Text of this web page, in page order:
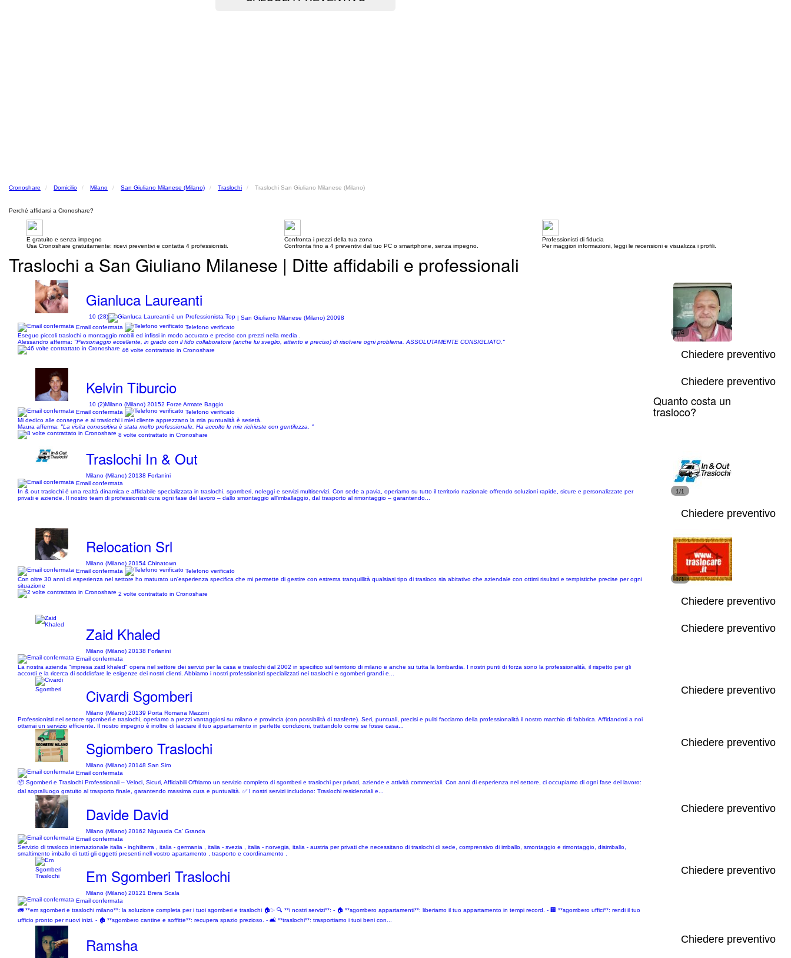
Cronoshare Domicilio Milano San Giuliano Milanese (Milano) Traslochi Traslochi San Giuliano Milanese (Milano)
Perché affidarsi a Cronoshare?
E gratuito e senza impegno
Usa Cronoshare gratuitamente: ricevi preventivi e contatta 4 professionisti.
Confronta i prezzi della tua zona
Confronta fino a 4 preventivi dal tuo PC o smartphone, senza impegno.
Professionisti di fiducia
Per maggiori informazioni, leggi le recensioni e visualizza i profili.
Traslochi a San Giuliano Milanese | Ditte affidabili e professionali
Gianluca Laureanti
10 (28)
| San Giuliano Milanese (Milano) 20098
Email confermata
Telefono verificato
Eseguo piccoli traslochi o montaggio mobili ed infissi in modo accurato e preciso con prezzi nella media .
Alessandro afferma: "Personaggio eccellente, in grado con il fido collaboratore (anche lui sveglio, attento e preciso) di risolvere ogni problema. ASSOLUTAMENTE CONSIGLIATO."
46 volte contrattato in Cronoshare
1/4
Chiedere preventivo
Kelvin Tiburcio
10 (2)Milano (Milano) 20152 Forze Armate Baggio
Email confermata
Telefono verificato
Mi dedico alle consegne e ai traslochi i miei cliente apprezzano la mia puntualità è serietà.
Maura afferma: "La visita conoscitiva è stata molto professionale. Ha accolto le mie richieste con gentilezza. "
8 volte contrattato in Cronoshare
Chiedere preventivo
Traslochi In & Out
Milano (Milano) 20138 Forlanini
Email confermata
In & out traslochi è una realtà dinamica e affidabile specializzata in traslochi, sgomberi, noleggi e servizi multiservizi. Con sede a pavia, operiamo su tutto il territorio nazionale offrendo soluzioni rapide, sicure e personalizzate per
privati e aziende. Il nostro team di professionisti cura ogni fase del lavoro – dallo smontaggio all’imballaggio, dal trasporto al rimontaggio – garantendo...
1/1
Chiedere preventivo
Relocation Srl
Milano (Milano) 20154 Chinatown
Email confermata
Telefono verificato
Con oltre 30 anni di esperienza nel settore ho maturato un'esperienza specifica che mi permette di gestire con estrema tranquillità qualsiasi tipo di trasloco sia abitativo che aziendale con ottimi risultati e tempistiche precise per ogni
situazione
2 volte contrattato in Cronoshare
1/1
Chiedere preventivo
Zaid Khaled
Milano (Milano) 20138 Forlanini
Email confermata
La nostra azienda "impresa zaid khaled" opera nel settore dei servizi per la casa e traslochi dal 2002 in specifico sul territorio di milano e anche su tutta la lombardia. I nostri punti di forza sono la professionalità, il rispetto per gli
accordi e la ricerca di soddisfare le esigenze dei nostri clienti. Abbiamo i nostri professionisti specializzati nei traslochi e sgomberi grandi e...
Chiedere preventivo
Civardi Sgomberi
Milano (Milano) 20139 Porta Romana Mazzini
Professionisti nel settore sgomberi e traslochi, operiamo a prezzi vantaggiosi su milano e provincia (con possibilità di trasferte). Seri, puntuali, precisi e puliti facciamo della professionalità il nostro marchio di fabbrica. Affidandoti a noi
otterrai un servizio efficiente. Il nostro impegno è inoltre di lasciare il tuo appartamento in perfette condizioni, trattandolo come se fosse casa...
Chiedere preventivo
Sgiombero Traslochi
Milano (Milano) 20148 San Siro
Email confermata
📦 Sgomberi e Traslochi Professionali – Veloci, Sicuri, Affidabili Offriamo un servizio completo di sgomberi e traslochi per privati, aziende e attività commerciali. Con anni di esperienza nel settore, ci occupiamo di ogni fase del lavoro:
dal sopralluogo gratuito al trasporto finale, garantendo massima cura e puntualità. ✅ I nostri servizi includono: Traslochi residenziali e...
Chiedere preventivo
Davide David
Milano (Milano) 20162 Niguarda Ca’ Granda
Email confermata
Servizio di trasloco internazionale italia - inghilterra , italia - germania , italia - svezia , italia - norvegia, italia - austria per privati che necessitano di traslochi di sede, comprensivo di imballo, smontaggio e rimontaggio, disimballo,
smaltimento imballo di tutti gli oggetti presenti nell vostro apartamento , trasporto e coordinamento .
Chiedere preventivo
Em Sgomberi Traslochi
Milano (Milano) 20121 Brera Scala
Email confermata
🚛 **em sgomberi e traslochi milano**: la soluzione completa per i tuoi sgomberi e traslochi 🏠✨ 🔍 **i nostri servizi**: - 🏠 **sgombero appartamenti**: liberiamo il tuo appartamento in tempi record. - 🏢 **sgombero uffici**: rendi il tuo
ufficio pronto per nuovi inizi. - 🏚️ **sgombero cantine e soffitte**: recupera spazio prezioso. - 🛋️ **traslochi**: trasportiamo i tuoi beni con...
Chiedere preventivo
Ramsha Chiedere preventivo
Quanto costa un
trasloco?